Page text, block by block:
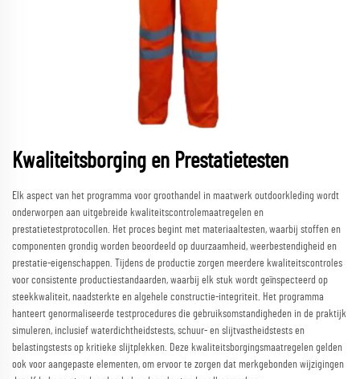
Kwaliteitsborging en Prestatietesten
Elk aspect van het programma voor groothandel in maatwerk outdoorkleding wordt
onderworpen aan uitgebreide kwaliteitscontrolemaatregelen en
prestatietestprotocollen. Het proces begint met materiaaltesten, waarbij stoffen en
componenten grondig worden beoordeeld op duurzaamheid, weerbestendigheid en
prestatie-eigenschappen. Tijdens de productie zorgen meerdere kwaliteitscontroles
voor consistente productiestandaarden, waarbij elk stuk wordt geïnspecteerd op
steekkwaliteit, naadsterkte en algehele constructie-integriteit. Het programma
hanteert genormaliseerde testprocedures die gebruiksomstandigheden in de praktijk
simuleren, inclusief waterdichtheidstests, schuur- en slijtvastheidstests en
belastingstests op kritieke slijtplekken. Deze kwaliteitsborgingsmaatregelen gelden
ook voor aangepaste elementen, om ervoor te zorgen dat merkgebonden wijzigingen